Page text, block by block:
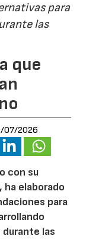
para
las
que
07/2026
con su
ha elaborado
para
las